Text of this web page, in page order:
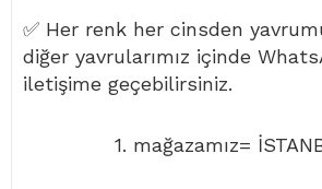
✅ Her renk her cinsden
diğer yavrularımız içinde
iletişime geçebilirsiniz.
1. mağazamız=